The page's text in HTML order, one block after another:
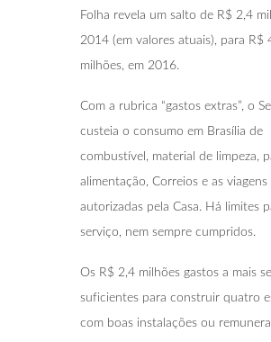
Folha revela um salto de R$ 2,4
2014 (em valores atuais), para R$
milhões, em 2016.
Com a rubrica “gastos extras”, o
custeia o consumo em Brasília de
combustível, material de limpeza,
alimentação, Correios e as viagens
autorizadas pela Casa. Há limites
serviço, nem sempre cumpridos.
Os R$ 2,4 milhões gastos a mais
suficientes para construir quatro
com boas instalações ou